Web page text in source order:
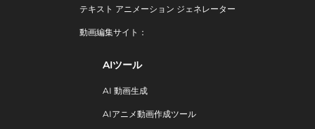
テキスト アニメーション ジェネレーター
動画編集サイト：
AIツール
AI 動画生成
AIアニメ動画作成ツール